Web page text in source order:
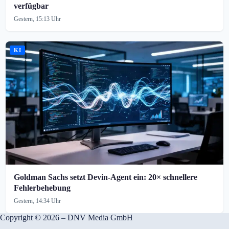
verfügbar
Gestern, 15:13 Uhr
KI
Goldman Sachs setzt Devin-Agent ein: 20× schnellere
Fehlerbehebung
Gestern, 14:34 Uhr
Copyright © 2026 – DNV Media GmbH